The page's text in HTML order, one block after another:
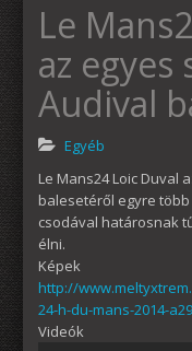
Le
az egyes
Audival
Egyéb
Le Mans24 Loic Duval
balesetéről egyre
csodával határosnak
élni.
Képek
http://
24-h-du-mans-2014-
Videók